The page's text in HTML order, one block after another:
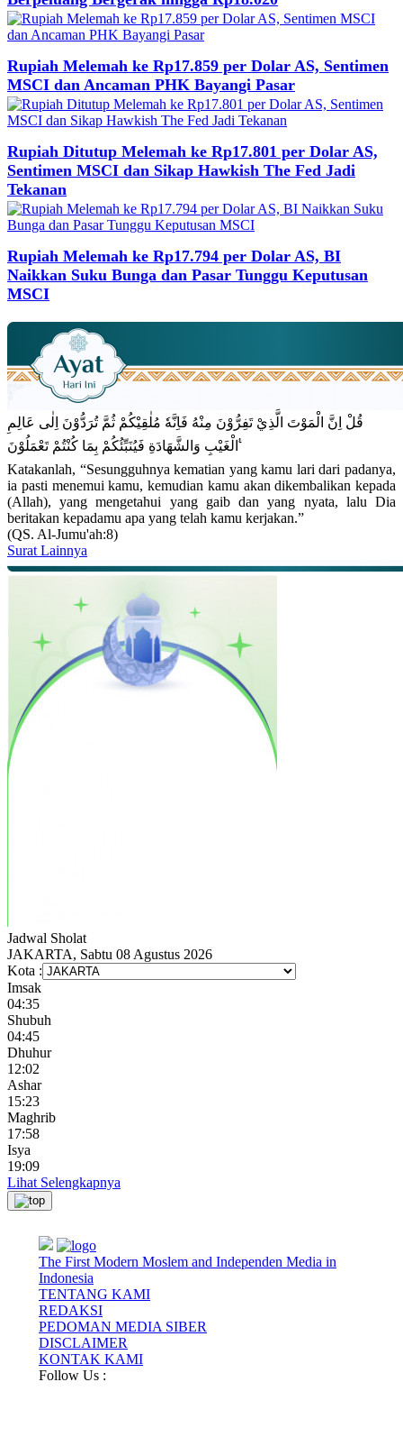
Rupiah Melemah ke Rp17.859 per Dolar AS, Sentimen
MSCI dan Ancaman PHK Bayangi Pasar
Rupiah Ditutup Melemah ke Rp17.801 per Dolar AS,
Sentimen MSCI dan Sikap Hawkish The Fed Jadi
Tekanan
Rupiah Melemah ke Rp17.794 per Dolar AS, BI
Naikkan Suku Bunga dan Pasar Tunggu Keputusan
MSCI
قُلْ اِنَّ الْمَوْتَ الَّذِيْ تَفِرُّوْنَ مِنْهُ فَاِنَّهٗ مُلٰقِيْكُمْ ثُمَّ تُرَدُّوْنَ اِلٰى عَالِمِ
الْغَيْبِ وَالشَّهَادَةِ فَيُنَبِّئُكُمْ بِمَا كُنْتُمْ تَعْمَلُوْنَ ࣖ
Katakanlah, “Sesungguhnya kematian yang kamu lari dari padanya,
ia pasti menemui kamu, kemudian kamu akan dikembalikan kepada
(Allah), yang mengetahui yang gaib dan yang nyata, lalu Dia
beritakan kepadamu apa yang telah kamu kerjakan.”
(QS. Al-Jumu'ah:8)
Surat Lainnya
Jadwal Sholat
JAKARTA, Sabtu 08 Agustus 2026
Kota :
Imsak
04:35
Shubuh
04:45
Dhuhur
12:02
Ashar
15:23
Maghrib
17:58
Isya
19:09
Lihat Selengkapnya
The First Modern Moslem and Independen Media in
Indonesia
TENTANG KAMI
REDAKSI
PEDOMAN MEDIA SIBER
DISCLAIMER
KONTAK KAMI
Follow Us :